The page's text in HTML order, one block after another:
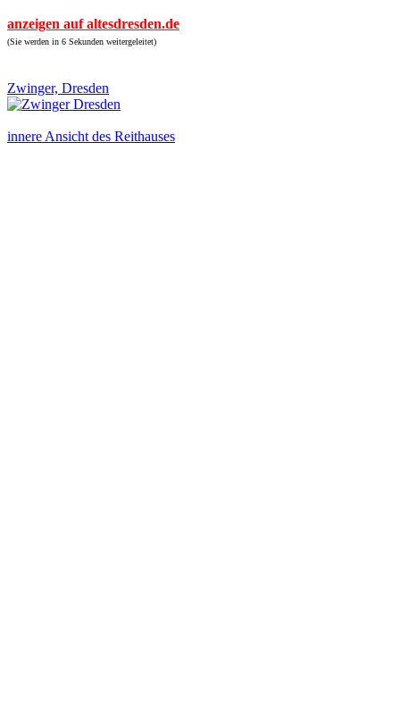
anzeigen auf altesdresden.de
(Sie werden in 6 Sekunden weitergeleitet)
Zwinger, Dresden
innere Ansicht des Reithauses